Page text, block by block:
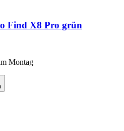
Find X8 Pro grün
Montag